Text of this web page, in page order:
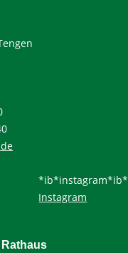
*ib*instagram*ib*
Instagram